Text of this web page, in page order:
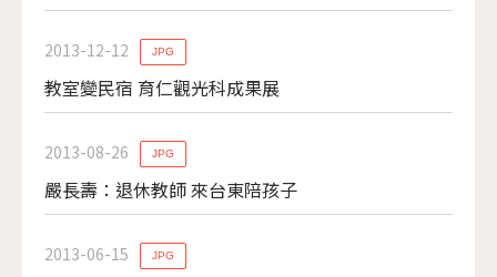
2013-12-12
教室變民宿 育仁觀光科成果展
JPG
2013-08-26
嚴長壽：退休教師 來台東陪孩子
JPG
2013-06-15 JPG